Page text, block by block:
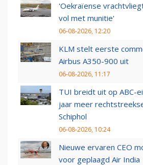
'Oekraïense
vol met munitie'
06-08-2026, 12:20
KLM stelt eerste
Airbus A350-900 uit
06-08-2026, 11:17
TUI breidt uit op ABC-
jaar meer
Schiphol
06-08-2026, 10:24
Nieuwe ervaren CEO
voor geplaagd Air India